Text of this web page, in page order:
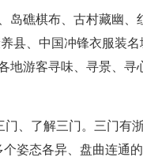
礁棋布、古村藏幽、
县、中国冲锋衣服装
地游客寻味、寻景、寻
、了解三门。三门有
姿态各异、盘曲连通